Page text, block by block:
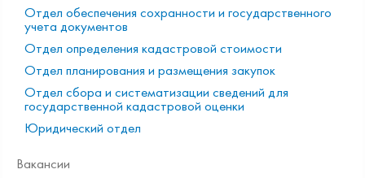
Отдел обеспечения сохранности и государственного
учета документов
Отдел определения кадастровой стоимости
Отдел планирования и размещения закупок
Отдел сбора и систематизации сведений для
государственной кадастровой оценки
Юридический отдел
Вакансии